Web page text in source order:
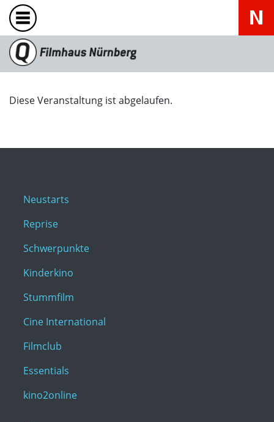
Diese Veranstaltung ist abgelaufen.
Neustarts
Reprise
Schwerpunkte
Kinderkino
Stummfilm
Cine International
Filmclub
Essentials
kino2online